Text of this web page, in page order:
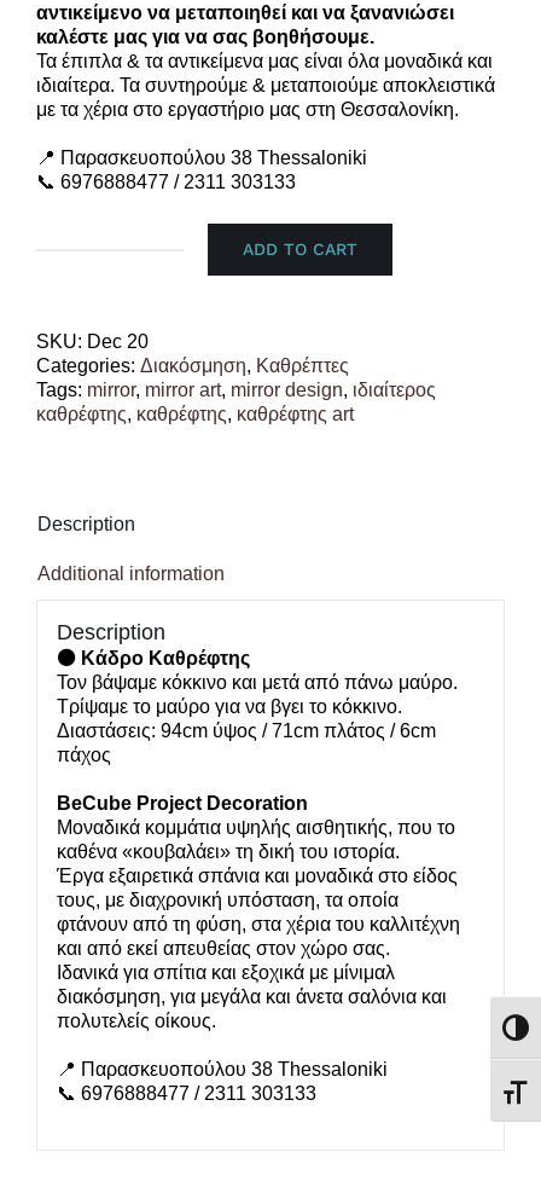
αντικείμενο να μεταποιηθεί και να ξανανιώσει
καλέστε μας για να σας βοηθήσουμε.
Τα έπιπλα & τα αντικείμενα μας είναι όλα μοναδικά και
ιδιαίτερα. Τα συντηρούμε & μεταποιούμε αποκλειστικά
με τα χέρια στο εργαστήριο μας στη Θεσσαλονίκη.
📍 Παρασκευοπούλου 38 Thessaloniki
📞 6976888477 / 2311 303133
Κόκκινο
quantity
ADD TO CART
SKU: Dec 20
Categories: Διακόσμηση, Καθρέπτες
Tags: mirror, mirror art, mirror design, ιδιαίτερος
καθρέφτης, καθρέφτης, καθρέφτης art
Description
Additional information
Description
⚫ Κάδρο Καθρέφτης
Τον βάψαμε κόκκινο και μετά από πάνω μαύρο.
Τρίψαμε το μαύρο για να βγει το κόκκινο.
Διαστάσεις: 94cm ύψος / 71cm πλάτος / 6cm
πάχος
BeCube Project Decoration
Μοναδικά κομμάτια υψηλής αισθητικής, που το
καθένα «κουβαλάει» τη δική του ιστορία.
Έργα εξαιρετικά σπάνια και μοναδικά στο είδος
τους, με διαχρονική υπόσταση, τα οποία
φτάνουν από τη φύση, στα χέρια του καλλιτέχνη
και από εκεί απευθείας στον χώρο σας.
Ιδανικά για σπίτια και εξοχικά με μίνιμαλ
διακόσμηση, για μεγάλα και άνετα σαλόνια και
πολυτελείς οίκους.
📍 Παρασκευοπούλου 38 Thessaloniki
📞 6976888477 / 2311 303133